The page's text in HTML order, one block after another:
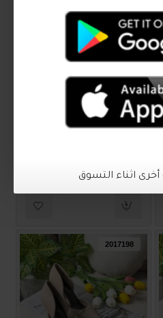
2017200
₪70.00
2017198